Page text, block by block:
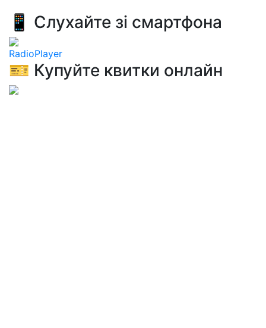
📱 Слухайте зі смартфона
RadioPlayer
🎫 Купуйте квитки онлайн